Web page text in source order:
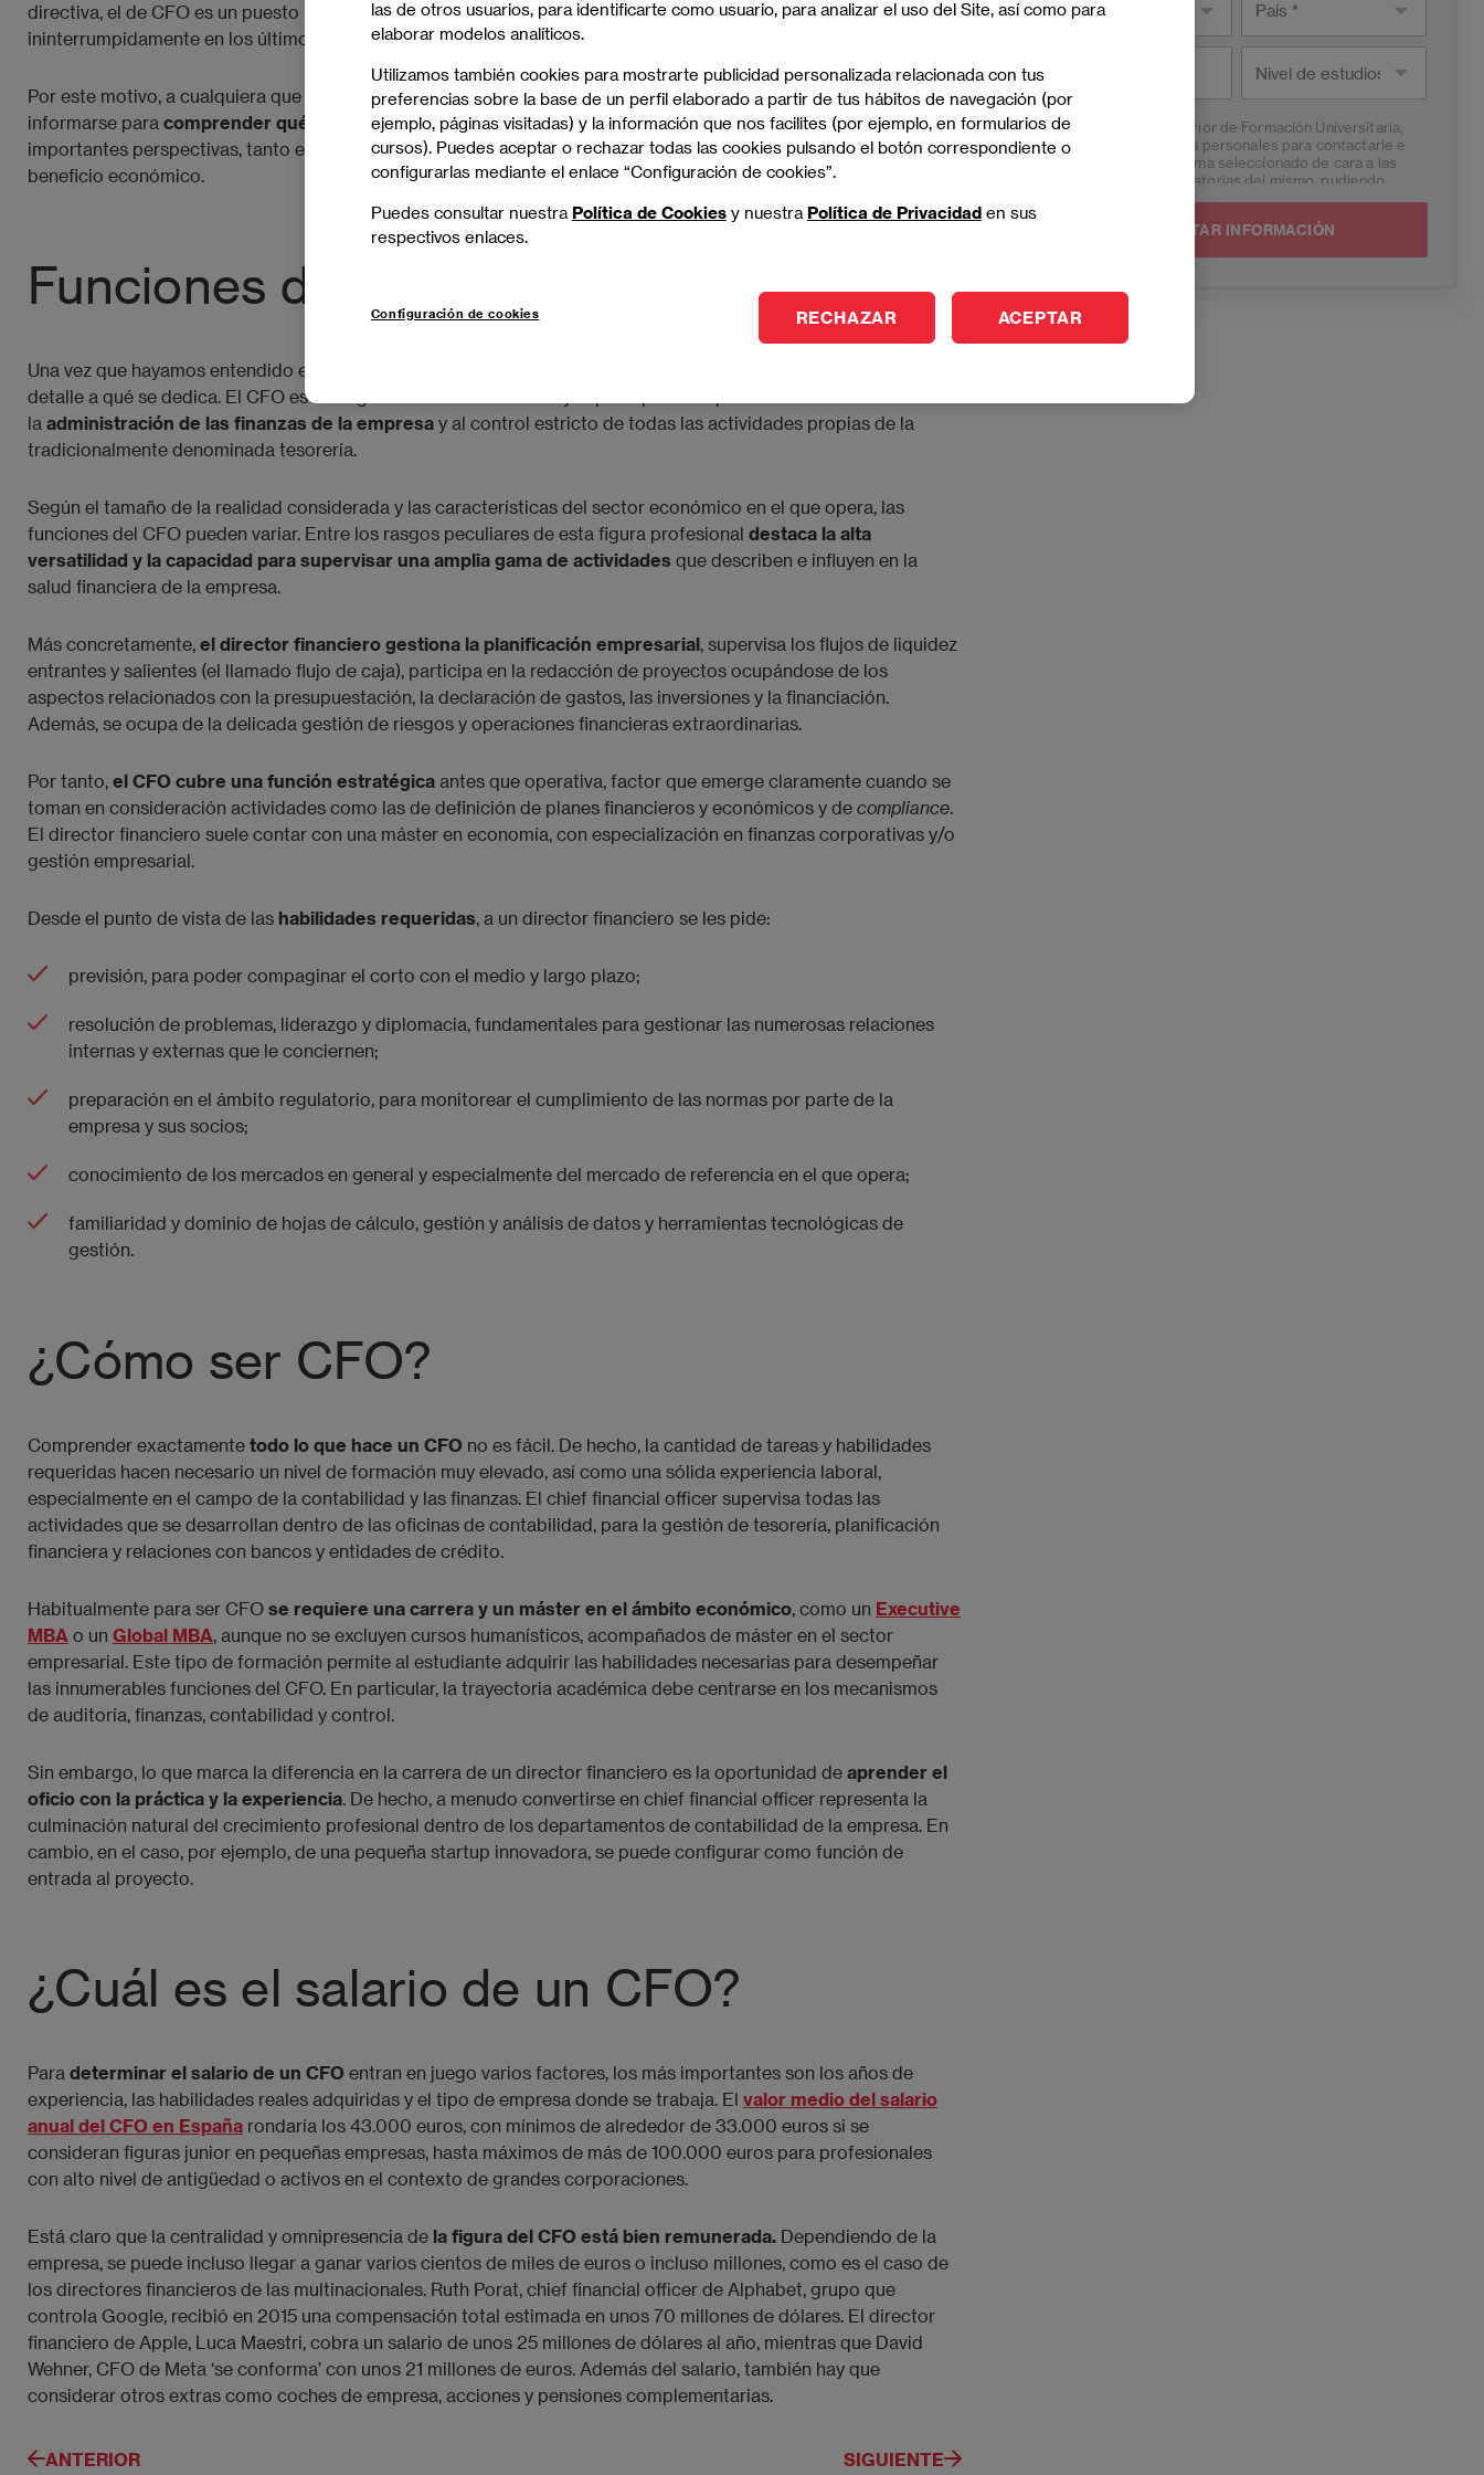
directiva, el de CFO es un puesto muy cotizado; por otro lado, la demanda de este tipo de profesional ha crecido
ininterrumpidamente en los últimos años.
Por este motivo, a cualquiera que desee seguir una carrera en el sector financiero y administrativo le conviene
informarse para comprender qué es un chief financial officer. La carrera del CFO, de hecho, ofrece sin duda
importantes perspectivas, tanto en términos de crecimiento personal como profesional y, naturalmente, de
beneficio económico.
Funciones de un CFO
Una vez que hayamos entendido en términos generales qué es un chief financial officer, podemos ver con más
detalle a qué se dedica. El CFO es una figura de nivel directivo cuyas principales responsabilidades se refieren a
la administración de las finanzas de la empresa y al control estricto de todas las actividades propias de la
tradicionalmente denominada tesorería.
Según el tamaño de la realidad considerada y las características del sector económico en el que opera, las
funciones del CFO pueden variar. Entre los rasgos peculiares de esta figura profesional destaca la alta
versatilidad y la capacidad para supervisar una amplia gama de actividades que describen e influyen en la
salud financiera de la empresa.
Más concretamente, el director financiero gestiona la planificación empresarial, supervisa los flujos de liquidez
entrantes y salientes (el llamado flujo de caja), participa en la redacción de proyectos ocupándose de los
aspectos relacionados con la presupuestación, la declaración de gastos, las inversiones y la financiación.
Además, se ocupa de la delicada gestión de riesgos y operaciones financieras extraordinarias.
Por tanto, el CFO cubre una función estratégica antes que operativa, factor que emerge claramente cuando se
toman en consideración actividades como las de definición de planes financieros y económicos y de compliance.
El director financiero suele contar con una máster en economía, con especialización en finanzas corporativas y/o
gestión empresarial.
Desde el punto de vista de las habilidades requeridas, a un director financiero se les pide:
previsión, para poder compaginar el corto con el medio y largo plazo;
resolución de problemas, liderazgo y diplomacia, fundamentales para gestionar las numerosas relaciones
internas y externas que le conciernen;
preparación en el ámbito regulatorio, para monitorear el cumplimiento de las normas por parte de la
empresa y sus socios;
conocimiento de los mercados en general y especialmente del mercado de referencia en el que opera;
familiaridad y dominio de hojas de cálculo, gestión y análisis de datos y herramientas tecnológicas de
gestión.
¿Cómo ser CFO?
Comprender exactamente todo lo que hace un CFO no es fácil. De hecho, la cantidad de tareas y habilidades
requeridas hacen necesario un nivel de formación muy elevado, así como una sólida experiencia laboral,
especialmente en el campo de la contabilidad y las finanzas. El chief financial officer supervisa todas las
actividades que se desarrollan dentro de las oficinas de contabilidad, para la gestión de tesorería, planificación
financiera y relaciones con bancos y entidades de crédito.
Habitualmente para ser CFO se requiere una carrera y un máster en el ámbito económico , como un Executive
MBA o un Global MBA , aunque no se excluyen cursos humanísticos, acompañados de máster en el sector
empresarial. Este tipo de formación permite al estudiante adquirir las habilidades necesarias para desempeñar
las innumerables funciones del CFO. En particular, la trayectoria académica debe centrarse en los mecanismos
de auditoría, finanzas, contabilidad y control.
Sin embargo, lo que marca la diferencia en la carrera de un director financiero es la oportunidad de aprender el
oficio con la práctica y la experiencia . De hecho, a menudo convertirse en chief financial officer representa la
culminación natural del crecimiento profesional dentro de los departamentos de contabilidad de la empresa. En
cambio, en el caso, por ejemplo, de una pequeña startup innovadora, se puede configurar como función de
entrada al proyecto.
¿Cuál es el salario de un CFO?
Para determinar el salario de un CFO entran en juego varios factores, los más importantes son los años de
experiencia, las habilidades reales adquiridas y el tipo de empresa donde se trabaja. El valor medio del salario
anual del CFO en España rondaría los 43.000 euros, con mínimos de alrededor de 33.000 euros si se
consideran figuras junior en pequeñas empresas, hasta máximos de más de 100.000 euros para profesionales
con alto nivel de antigüedad o activos en el contexto de grandes corporaciones.
Está claro que la centralidad y omnipresencia de la figura del CFO está bien remunerada. Dependiendo de la
empresa, se puede incluso llegar a ganar varios cientos de miles de euros o incluso millones, como es el caso de
los directores financieros de las multinacionales. Ruth Porat, chief financial officer de Alphabet, grupo que
controla Google, recibió en 2015 una compensación total estimada en unos 70 millones de dólares. El director
financiero de Apple, Luca Maestri, cobra un salario de unos 25 millones de dólares al año, mientras que David
Wehner, CFO de Meta ‘se conforma’ con unos 21 millones de euros. Además del salario, también hay que
considerar otros extras como coches de empresa, acciones y pensiones complementarias.
ANTERIOR SIGUIENTE
País *
estudios
EAE Institución Superior de Formación Universitaria,
S.L., tratará sus datos personales para contactarle e
informarle del programa seleccionado de cara a las
dos próximas convocatorias del mismo, pudiendo
telefónicos, siendo eliminados una vez facilitada dicha
rectificación, oposición, limitación y portabilidad,
mediante carta a EAE Institución Superior de
. Asimismo, cuando lo considere oportuno podrá
las de otros usuarios, para identificarte como usuario, para analizar el uso del Site, así como para
elaborar modelos analíticos.
Utilizamos también cookies para mostrarte publicidad personalizada relacionada con tus
preferencias sobre la base de un perfil elaborado a partir de tus hábitos de navegación (por
ejemplo, páginas visitadas) y la información que nos facilites (por ejemplo, en formularios de
cursos). Puedes aceptar o rechazar todas las cookies pulsando el botón correspondiente o
configurarlas mediante el enlace “Configuración de cookies”.
Puedes consultar nuestra Política de Cookiesy nuestra Política de Privacidaden sus
respectivos enlaces.
Configuración de cookies RECHAZAR ACEPTAR